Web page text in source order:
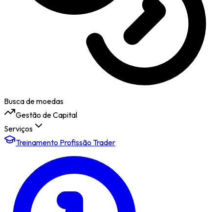
Busca de moedas
Gestão de Capital
Serviços
Treinamento Profissão Trader